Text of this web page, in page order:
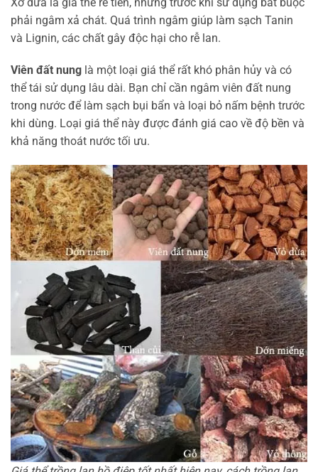
phải ngâm xả chát. Quá trình ngâm giúp làm sạch Tanin
và Lignin, các chất gây độc hại cho rễ lan.
Viên đất nung là một loại giá thể rất khó phân hủy và có
thể tái sử dụng lâu dài. Bạn chỉ cần ngâm viên đất nung
trong nước để làm sạch bụi bẩn và loại bỏ nấm bệnh trước
khi dùng. Loại giá thể này được đánh giá cao về độ bền và
khả năng thoát nước tối ưu.